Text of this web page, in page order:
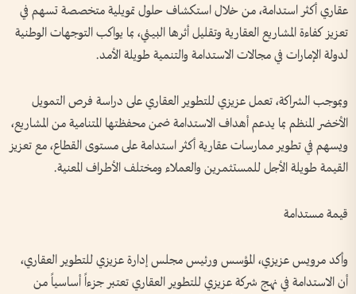
عقاري أكثر استدامة، من خلال استكشاف حلول تمويلية متخصصة تسهم في
تعزيز كفاءة المشاريع العقارية وتقليل أثرها البيئي، بما يواكب التوجهات الوطنية
لدولة الإمارات في مجالات الاستدامة والتنمية طويلة الأمد.
وبموجب الشراكة، تعمل عزيزي للتطوير العقاري على دراسة فرص التمويل
الأخضر المنظم بما يدعم أهداف الاستدامة ضمن محفظتها المتنامية من المشاريع،
ويسهم في تطوير ممارسات عقارية أكثر استدامة على مستوى القطاع، مع تعزيز
القيمة طويلة الأجل للمستثمرين والعملاء ومختلف الأطراف المعنية.
قيمة مستدامة
وأكد مرويس عزيزي، المؤسس ورئيس مجلس إدارة عزيزي للتطوير العقاري،
أن الاستدامة في نهج شركة عزيزي للتطوير العقاري تعتبر جزءاً أساسياً من